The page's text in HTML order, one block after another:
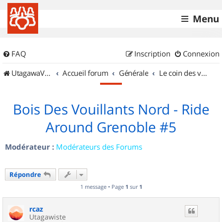
Menu
FAQ Connexion
Inscription
UtagawaVTT (Randos VTT et VTTAE avec traces GPS)
Accueil forum Générale Le coin des vidéastes
Bois Des Vouillants Nord - Ride
Around Grenoble #5
Modérateur : Modérateurs des Forums
Répondre
1 message • Page 1 sur 1
rcaz
Utagawiste